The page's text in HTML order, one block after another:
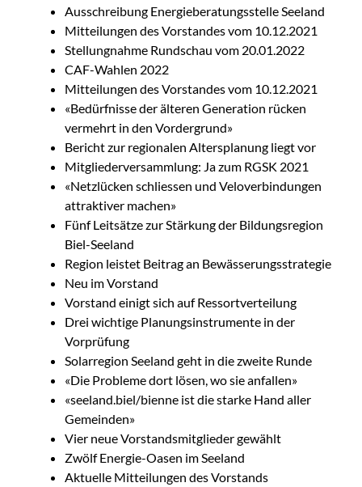
Ausschreibung Energieberatungsstelle Seeland
Mitteilungen des Vorstandes vom 10.12.2021
Stellungnahme Rundschau vom 20.01.2022
CAF-Wahlen 2022
Mitteilungen des Vorstandes vom 10.12.2021
«Bedürfnisse der älteren Generation rücken
vermehrt in den Vordergrund»
Bericht zur regionalen Altersplanung liegt vor
Mitgliederversammlung: Ja zum RGSK 2021
«Netzlücken schliessen und Veloverbindungen
attraktiver machen»
Fünf Leitsätze zur Stärkung der Bildungsregion
Biel-Seeland
Region leistet Beitrag an Bewässerungsstrategie
Neu im Vorstand
Vorstand einigt sich auf Ressortverteilung
Drei wichtige Planungsinstrumente in der
Vorprüfung
Solarregion Seeland geht in die zweite Runde
«Die Probleme dort lösen, wo sie anfallen»
«seeland.biel/bienne ist die starke Hand aller
Gemeinden»
Vier neue Vorstandsmitglieder gewählt
Zwölf Energie-Oasen im Seeland
Aktuelle Mitteilungen des Vorstands